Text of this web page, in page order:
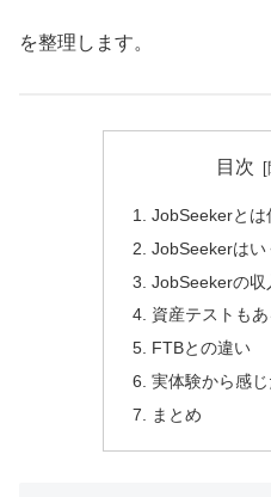
を整理します。
目次
JobSeekerとは
JobSeekerはい
JobSeekerの収
資産テストもあ
FTBとの違い
実体験から感じ
まとめ